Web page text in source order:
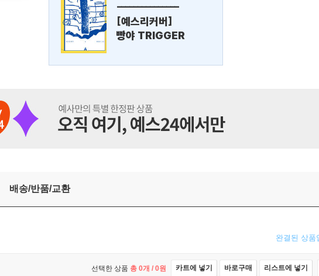
---------------
[예스리커버]
빵야 TRIGGER
배송/반품/교환
완결된 상품
선택한 상품 총 0개 / 0원 카트에 넣기 바로구매 리스트에 넣기